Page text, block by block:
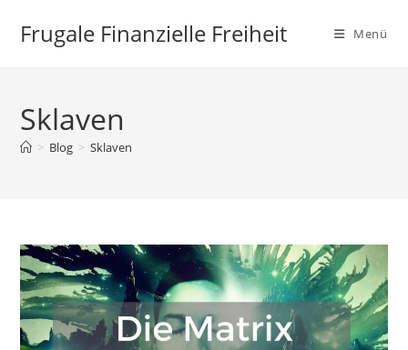
InhaltFrugale Finanzielle Freiheit Menü
Sklaven
> Blog > Sklaven